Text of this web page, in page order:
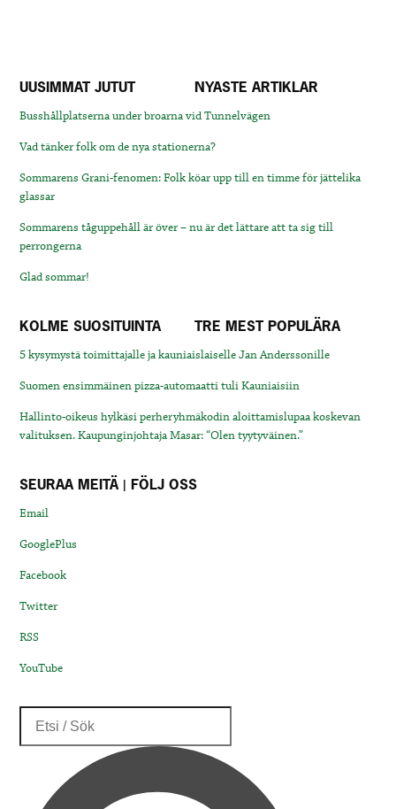
UUSIMMAT JUTUT NYASTE ARTIKLAR
Busshållplatserna under broarna vid Tunnelvägen
Vad tänker folk om de nya stationerna?
Sommarens Grani-fenomen: Folk köar upp till en timme för jättelika
glassar
Sommarens tåguppehåll är över – nu är det lättare att ta sig till
perrongerna
Glad sommar!
KOLME SUOSITUINTA TRE MEST POPULÄRA
5 kysymystä toimittajalle ja kauniaislaiselle Jan Anderssonille
Suomen ensimmäinen pizza-automaatti tuli Kauniaisiin
Hallinto-oikeus hylkäsi perheryhmäkodin aloittamislupaa koskevan
valituksen. Kaupunginjohtaja Masar: “Olen tyytyväinen.”
SEURAA MEITÄ | FÖLJ OSS
Email
GooglePlus
Facebook
Twitter
RSS
YouTube